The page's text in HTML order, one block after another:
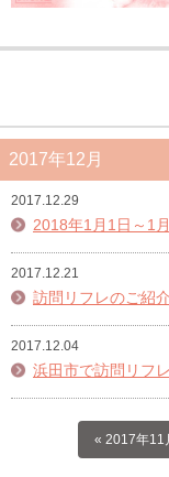
2017年12月
2017.12.29
2018年1月1日～1
2017.12.21
訪問リフレのご紹介
2017.12.04
浜田市で訪問リフ
« 2017年11